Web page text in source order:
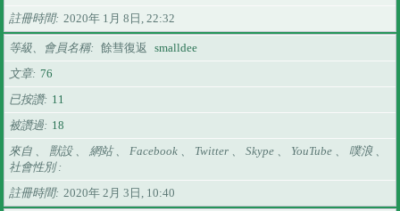
註冊時間
2020年 1月 8日, 22:32
等級、會員名稱 餘彗復返
smalldee
文章 76
已按讚
11
被讚過
18
來自 、 獸設 、 網站 、 Facebook 、 Twitter 、 Skype 、 YouTube 、 噗浪 、
社會性別
註冊時間
2020年 2月 3日, 10:40